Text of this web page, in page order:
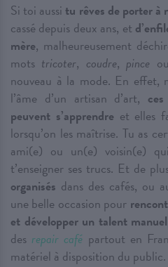
Si toi aussi tu rêves de porter à
cassé depuis deux ans, et
mère, malheureusement
mots tricoter, coudre, pince
nouveau à la mode. En effet,
l’âme d’un artisan d’art,
peuvent s’apprendre et elles
lorsqu’on les maîtrise. Tu as
ami(e) ou un(e) voisin(e)
t’enseigner ses trucs. Et de
organisés dans des cafés, ou
une belle occasion pour
et développer un talent manuel
des repair café partout en
matériel à disposition du public.